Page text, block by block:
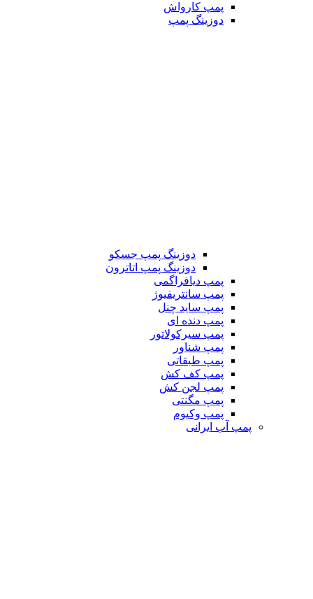
پمپ کارواش
دوزینگ پمپ
دوزینگ پمپ جسکو
دوزینگ پمپ اتاترون
پمپ دیافراگمی
پمپ سانتریفیوژ
پمپ ساید چنل
پمپ دنده ای
پمپ سیرکولاتور
پمپ شناور
پمپ طبقاتی
پمپ کف کش
پمپ لجن کش
پمپ مگنتی
پمپ وکیوم
پمپ آب ایرانی